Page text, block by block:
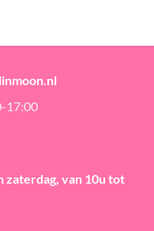
17:00
zaterdag, van 10u tot